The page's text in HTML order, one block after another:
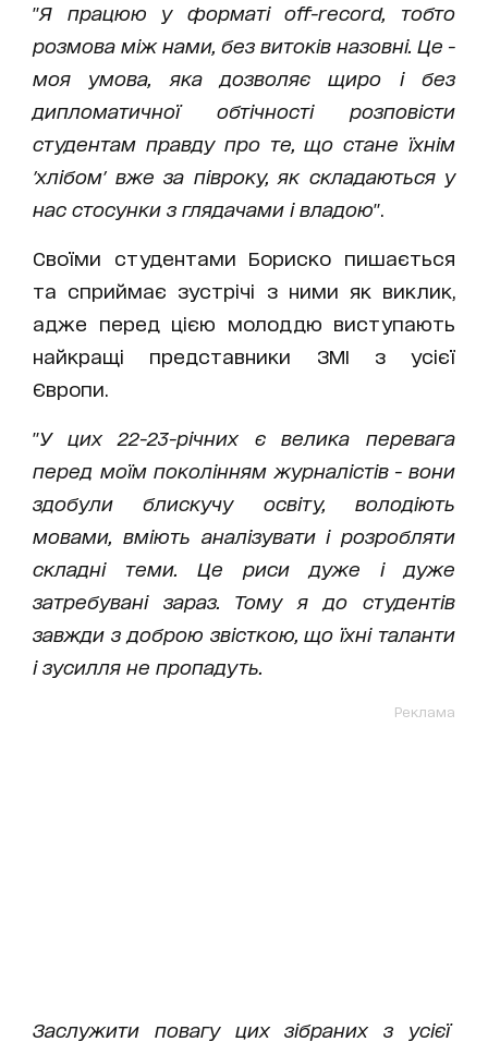
"Я працюю у форматі off-record, тобто
розмова між нами, без витоків назовні. Це -
моя умова, яка дозволяє щиро і без
дипломатичної обтічності розповісти
студентам правду про те, що стане їхнім
'хлібом' вже за півроку, як складаються у
нас стосунки з глядачами і владою".
Своїми студентами Бориско пишається
та сприймає зустрічі з ними як виклик,
адже перед цією молоддю виступають
найкращі представники ЗМІ з усієї
Європи.
"У цих 22-23-річних є велика перевага
перед моїм поколінням журналістів - вони
здобули блискучу освіту, володіють
мовами, вміють аналізувати і розробляти
складні теми. Це риси дуже і дуже
затребувані зараз. Тому я до студентів
завжди з доброю звісткою, що їхні таланти
і зусилля не пропадуть.
Реклама
Заслужити повагу цих зібраних з усієї